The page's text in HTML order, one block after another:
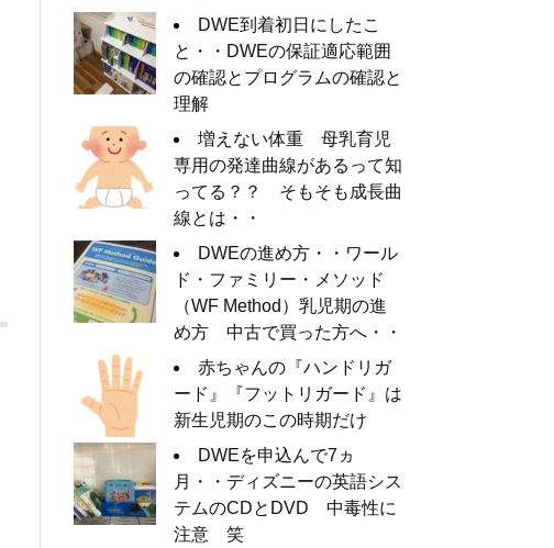
DWE到着初日にしたこ
と・・DWEの保証適応範囲
の確認とプログラムの確認と
理解
増えない体重 母乳育児
専用の発達曲線があるって知
ってる？？ そもそも成長曲
線とは・・
DWEの進め方・・ワール
ド・ファミリー・メソッド
（WF Method）乳児期の進
め方 中古で買った方へ・・
赤ちゃんの『ハンドリガ
ード』『フットリガード』は
新生児期のこの時期だけ
DWEを申込んで7ヵ
月・・ディズニーの英語シス
テムのCDとDVD 中毒性に
注意 笑